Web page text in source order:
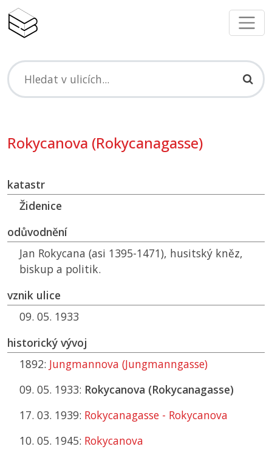
Rokycanova (Rokycanagasse)
katastr
Židenice
odůvodnění
Jan Rokycana (asi 1395-1471), husitský kněz,
biskup a politik.
vznik ulice
09. 05. 1933
historický vývoj
1892: Jungmannova (Jungmanngasse)
09. 05. 1933: Rokycanova (Rokycanagasse)
17. 03. 1939: Rokycanagasse - Rokycanova
10. 05. 1945: Rokycanova